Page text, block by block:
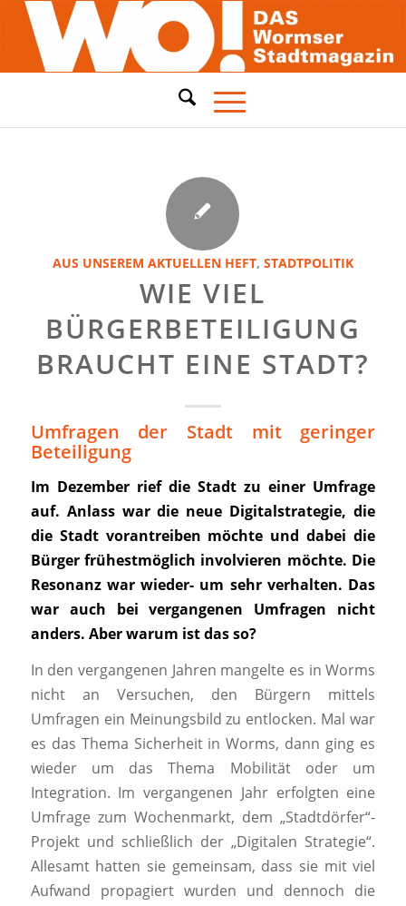
AUS UNSEREM AKTUELLEN HEFT, STADTPOLITIK
WIE VIEL
BÜRGERBETEILIGUNG
BRAUCHT EINE STADT?
Umfragen der Stadt mit geringer
Beteiligung
Im Dezember rief die Stadt zu einer Umfrage
auf. Anlass war die neue Digitalstrategie, die
die Stadt vorantreiben möchte und dabei die
Bürger frühestmöglich involvieren möchte. Die
Resonanz war wieder- um sehr verhalten. Das
war auch bei vergangenen Umfragen nicht
anders. Aber warum ist das so?
In den vergangenen Jahren mangelte es in Worms
nicht an Versuchen, den Bürgern mittels
Umfragen ein Meinungsbild zu entlocken. Mal war
es das Thema Sicherheit in Worms, dann ging es
wieder um das Thema Mobilität oder um
Integration. Im vergangenen Jahr erfolgten eine
Umfrage zum Wochenmarkt, dem „Stadtdörfer“-
Projekt und schließlich der „Digitalen Strategie“.
Allesamt hatten sie gemeinsam, dass sie mit viel
Aufwand propagiert wurden und dennoch die